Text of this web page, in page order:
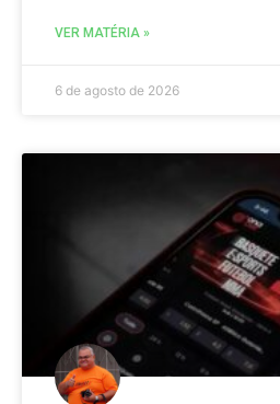
VER MATÉRIA »
6 de agosto de 2026